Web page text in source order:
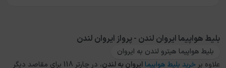
بلیط هواپیما ایروان لندن - پرواز ایروان لندن
بلیط هواپیما هیترو لندن به ایروان
علاوه بر خرید بلیط هواپیما ایروانبهلندن
، در چارتر 118 برای مقاصد دیگر